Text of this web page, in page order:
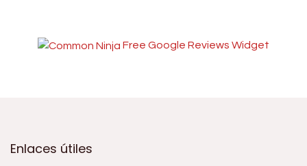
Free Google Reviews Widget
Enlaces útiles